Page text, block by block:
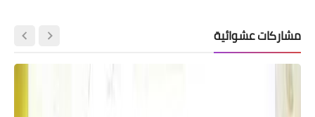
مشاركات عشوائية